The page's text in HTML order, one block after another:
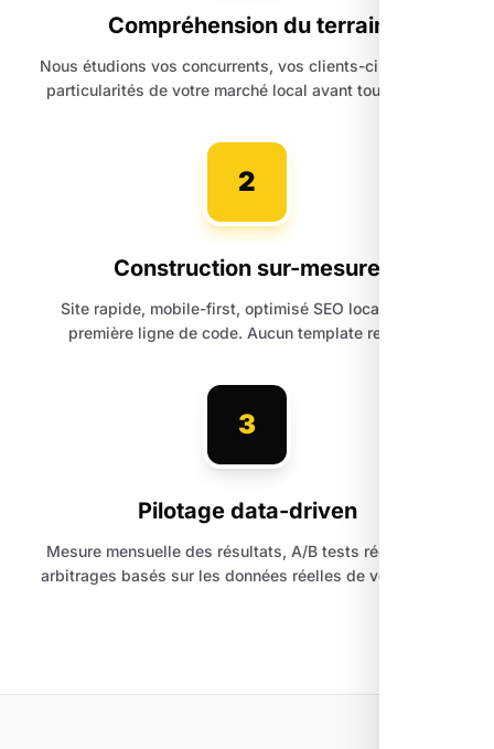
Compréhension du terrain
Nous étudions vos concurrents, vos clients-cibles et les
particularités de votre marché local avant toute action.
2
Construction sur-mesure
Site rapide, mobile-first, optimisé SEO local dès la
première ligne de code. Aucun template recyclé.
3
Pilotage data-driven
Mesure mensuelle des résultats, A/B tests réguliers et
arbitrages basés sur les données réelles de votre trafic.